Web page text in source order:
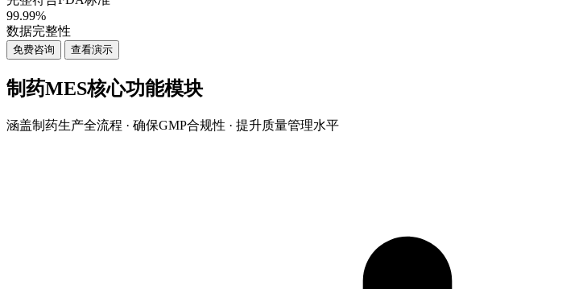
99.99%
数据完整性
免费咨询 查看演示
制药MES核心功能模块
涵盖制药生产全流程 · 确保GMP合规性 · 提升质量管理水平